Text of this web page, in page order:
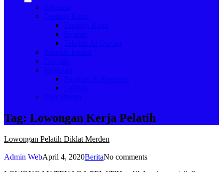
Tag: Lowongan Kerja Pelatih
Lowongan Pelatih Diklat Merden
Admin WebApril 4, 2020BeritaNo comments